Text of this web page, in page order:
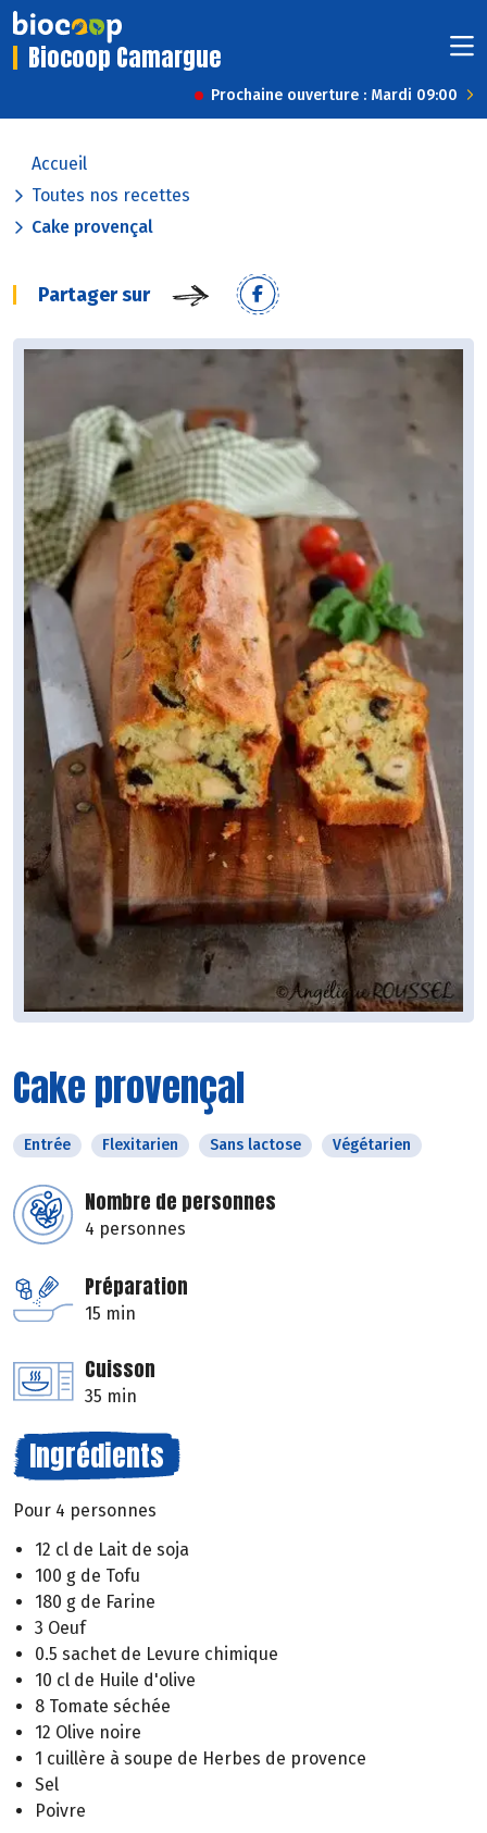
Biocoop Camargue
Prochaine ouverture : Mardi 09:00
Accueil
Toutes nos recettes
Cake provençal
Partager sur
Cake provençal
Entrée Flexitarien Sans lactose Végétarien
Nombre de personnes
4 personnes
Préparation
15 min
Cuisson
35 min
Ingrédients
Pour 4 personnes
12 cl de Lait de soja
100 g de Tofu
180 g de Farine
3 Oeuf
0.5 sachet de Levure chimique
10 cl de Huile d'olive
8 Tomate séchée
12 Olive noire
1 cuillère à soupe de Herbes de provence
Sel
Poivre